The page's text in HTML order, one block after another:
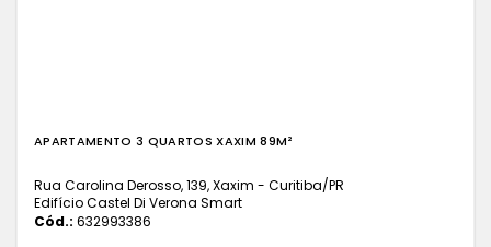
APARTAMENTO 3 QUARTOS XAXIM 89M²
Rua Carolina Derosso, 139, Xaxim - Curitiba/PR
Edifício Castel Di Verona Smart
Cód.: 632993386